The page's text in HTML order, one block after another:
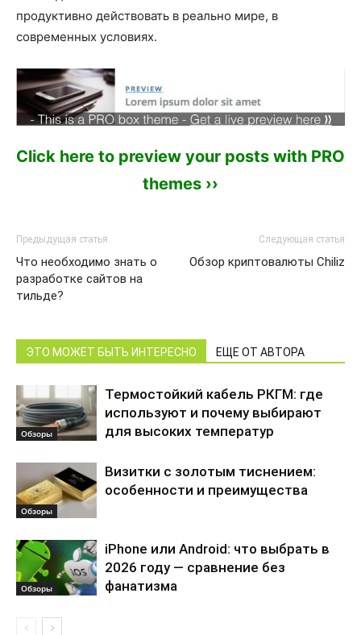
продуктивно действовать в реально мире, в
современных условиях.
Click here to preview your posts with PRO
themes ››
Предыдущая статья
Что необходимо знать о
разработке сайтов на
тильде?
Следующая статья
Обзор криптовалюты Chiliz
ЭТО МОЖЕТ БЫТЬ ИНТЕРЕСНО ЕЩЕ ОТ АВТОРА
Обзоры
Термостойкий кабель РКГМ: где
используют и почему выбирают
для высоких температур
Обзоры
Визитки с золотым тиснением:
особенности и преимущества
Обзоры
iPhone или Android: что выбрать в
2026 году — сравнение без
фанатизма